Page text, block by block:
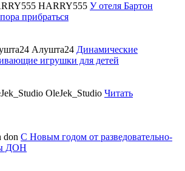
HARRY555 У отеля Бартон
прибраться
Алушта24 Динамические
игрушки для детей
OleJek_Studio Читать
don С Новым годом от разведовательно-
ДОН